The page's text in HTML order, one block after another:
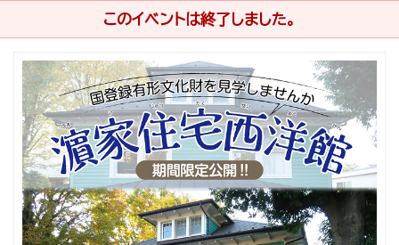
このイベントは終了しました。